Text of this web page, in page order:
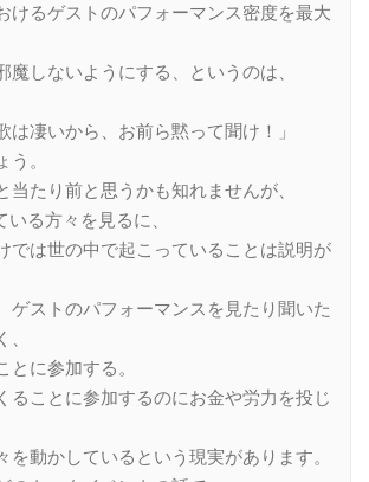
けるゲストのパフォーマンス密度を最大
魔しないようにする、というのは、
は凄いから、お前ら黙って聞け！」
。
当たり前と思うかも知れませんが、
る方々を見るに、
では世の中で起こっていることは説明が
ゲストのパフォーマンスを見たり聞いた
とに参加する。
ることに参加するのにお金や労力を投じ
を動かしているという現実があります。